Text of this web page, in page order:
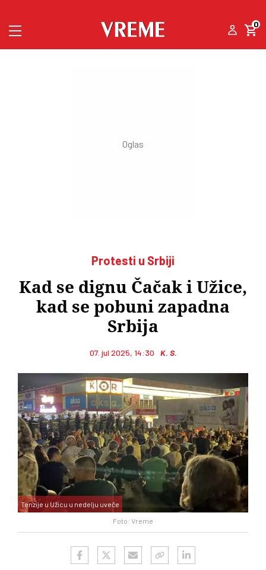
0
Protesti u Srbiji
Kad se dignu Čačak i Užice,
kad se pobuni zapadna
Srbija
07. jul 2025, 14:30 K. S.
Foto: Vreme
Tenzije u Užicu u nedelju uveče